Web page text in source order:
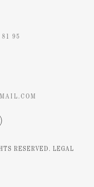
95
RESERVED. LEGAL